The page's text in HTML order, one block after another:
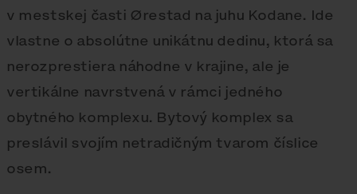
v mestskej časti Ørestad na juhu Kodane. Ide
vlastne o absolútne unikátnu dedinu, ktorá sa
nerozprestiera náhodne v krajine, ale je
vertikálne navrstvená v rámci jedného
obytného komplexu. Bytový komplex sa
preslávil svojím netradičným tvarom číslice
osem.